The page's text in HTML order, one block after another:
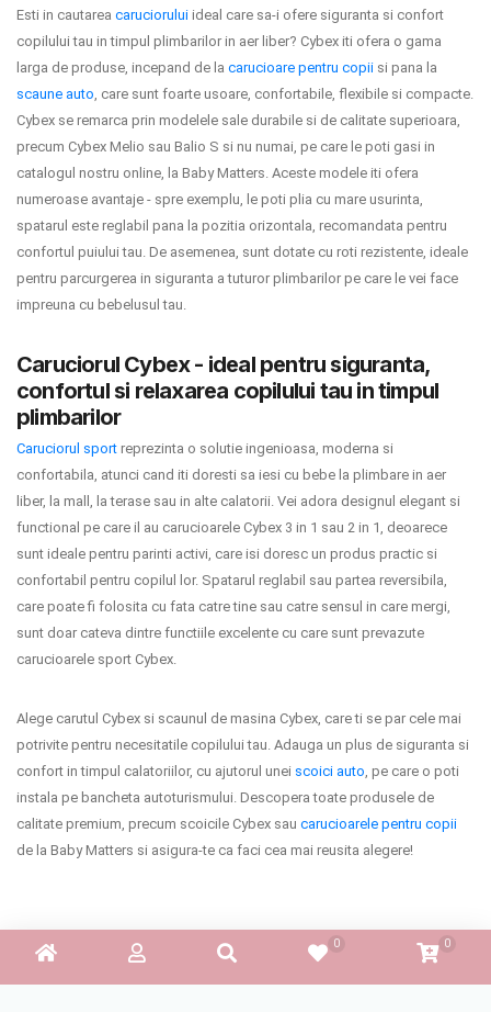
INGRIJIRE PERSONALA
BAIE SI TOALETA
Informatii companie
Despre noi
Blog
Showroom
Depozit
Q & A
Branduri
Termeni si conditii
Politica de confidentialitate
Politica de utilizare cookie-uri
Politica de livrare si retur
Formular de retur
Garantia produselor
ANPC SAL
Esti in cautarea caruciorului ideal care sa-i ofere siguranta si confort
copilului tau in timpul plimbarilor in aer liber? Cybex iti ofera o gama
larga de produse, incepand de la carucioare pentru copii si pana la
scaune auto, care sunt foarte usoare, confortabile, flexibile si compacte.
Cybex se remarca prin modelele sale durabile si de calitate superioara,
precum Cybex Melio sau Balio S si nu numai, pe care le poti gasi in
catalogul nostru online, la Baby Matters. Aceste modele iti ofera
numeroase avantaje - spre exemplu, le poti plia cu mare usurinta,
spatarul este reglabil pana la pozitia orizontala, recomandata pentru
confortul puiului tau. De asemenea, sunt dotate cu roti rezistente, ideale
pentru parcurgerea in siguranta a tuturor plimbarilor pe care le vei face
impreuna cu bebelusul tau.
Caruciorul Cybex - ideal pentru siguranta,
confortul si relaxarea copilului tau in timpul
plimbarilor
Caruciorul sport reprezinta o solutie ingenioasa, moderna si
confortabila, atunci cand iti doresti sa iesi cu bebe la plimbare in aer
liber, la mall, la terase sau in alte calatorii. Vei adora designul elegant si
functional pe care il au carucioarele Cybex 3 in 1 sau 2 in 1, deoarece
sunt ideale pentru parinti activi, care isi doresc un produs practic si
confortabil pentru copilul lor. Spatarul reglabil sau partea reversibila,
care poate fi folosita cu fata catre tine sau catre sensul in care mergi,
sunt doar cateva dintre functiile excelente cu care sunt prevazute
carucioarele sport Cybex.
Alege carutul Cybex si scaunul de masina Cybex, care ti se par cele mai
potrivite pentru necesitatile copilului tau. Adauga un plus de siguranta si
confort in timpul calatoriilor, cu ajutorul unei scoici auto, pe care o poti
instala pe bancheta autoturismului. Descopera toate produsele de
calitate premium, precum scoicile Cybex sau carucioarele pentru copii
de la Baby Matters si asigura-te ca faci cea mai reusita alegere!